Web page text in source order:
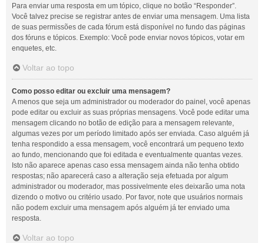
Para enviar uma resposta em um tópico, clique no botão “Responder”.
Você talvez precise se registrar antes de enviar uma mensagem. Uma lista
de suas permissões de cada fórum está disponível no fundo das páginas
dos fóruns e tópicos. Exemplo: Você pode enviar novos tópicos, votar em
enquetes, etc.
Voltar ao topo
Como posso editar ou excluir uma mensagem?
A menos que seja um administrador ou moderador do painel, você apenas
pode editar ou excluir as suas próprias mensagens. Você pode editar uma
mensagem clicando no botão de edição para a mensagem relevante,
algumas vezes por um período limitado após ser enviada. Caso alguém já
tenha respondido a essa mensagem, você encontrará um pequeno texto
ao fundo, mencionando que foi editada e eventualmente quantas vezes.
Isto não aparece apenas caso essa mensagem ainda não tenha obtido
respostas; não aparecerá caso a alteração seja efetuada por algum
administrador ou moderador, mas possivelmente eles deixarão uma nota
dizendo o motivo ou critério usado. Por favor, note que usuários normais
não podem excluir uma mensagem após alguém já ter enviado uma
resposta.
Voltar ao topo